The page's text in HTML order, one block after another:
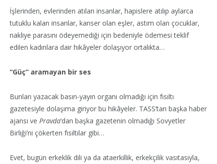
İşlerinden, evlerinden atılan insanlar, hapislere atılıp aylarca
tutuklu kalan insanlar, kanser olan eşler, astım olan çocuklar,
nakliye parasını ödeyemediği için bedeniyle ödemesi teklif
edilen kadınlara dair hikâyeler dolaşıyor ortalıkta…
“Güç” aramayan bir ses
Bunları yazacak basın-yayın organı olmadığı için fısıltı
gazetesiyle dolaşıma giriyor bu hikâyeler. TASS’tan başka haber
ajansı ve Pravda’dan başka gazetenin olmadığı Sovyetler
Birliği’ni çökerten fısıltılar gibi…
Evet, bugün erkeklik dili ya da ataerkillik, erkekçilik vasıtasıyla,